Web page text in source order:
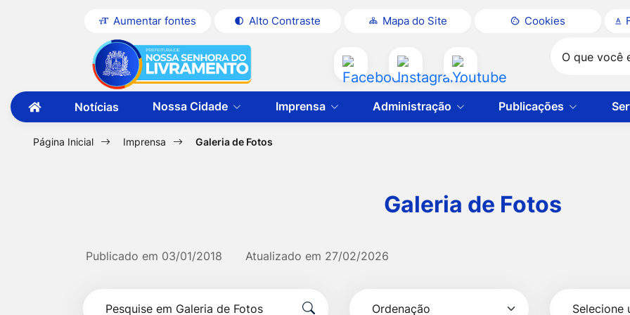
Seção
atalhos
links
de
acessibilidade
para
conteúdo
[alt+1]
Ir
para
para
[alt+3]
Aumentar fontes Alto Contraste Mapa do Site Cookies
Seção
do
menu
principal
para
a
página
do
Acessar
a
Rede
Acessar
a
Rede
Acessar
a
primeira
Notícias Nossa Cidade Imprensa Administração Publicações
Página Inicial Imprensa Galeria de Fotos
Galeria de Fotos
Publicado em 03/01/2018 Atualizado em 27/02/2026